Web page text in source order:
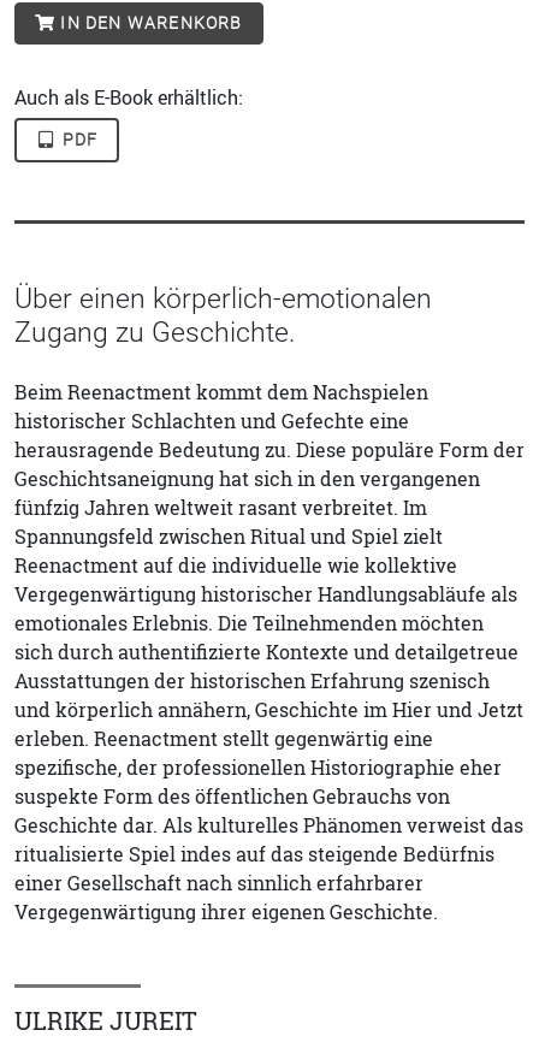
IN DEN WARENKORB
Auch als E-Book erhältlich:
PDF
Über einen körperlich-emotionalen
Zugang zu Geschichte.
Beim Reenactment kommt dem Nachspielen
historischer Schlachten und Gefechte eine
herausragende Bedeutung zu. Diese populäre Form der
Geschichtsaneignung hat sich in den vergangenen
fünfzig Jahren weltweit rasant verbreitet. Im
Spannungsfeld zwischen Ritual und Spiel zielt
Reenactment auf die individuelle wie kollektive
Vergegenwärtigung historischer Handlungsabläufe als
emotionales Erlebnis. Die Teilnehmenden möchten
sich durch authentifizierte Kontexte und detailgetreue
Ausstattungen der historischen Erfahrung szenisch
und körperlich annähern, Geschichte im Hier und Jetzt
erleben. Reenactment stellt gegenwärtig eine
spezifische, der professionellen Historiographie eher
suspekte Form des öffentlichen Gebrauchs von
Geschichte dar. Als kulturelles Phänomen verweist das
ritualisierte Spiel indes auf das steigende Bedürfnis
einer Gesellschaft nach sinnlich erfahrbarer
Vergegenwärtigung ihrer eigenen Geschichte.
ULRIKE JUREIT